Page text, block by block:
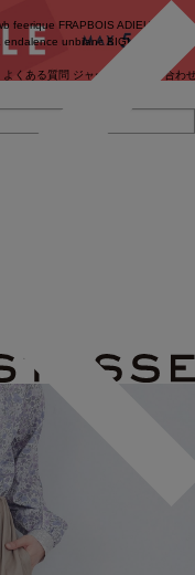
feerique FRAPBOIS ADIEU
endalence unbilanc BIGI online store
よくある質問 ジャーナル お問い合わ